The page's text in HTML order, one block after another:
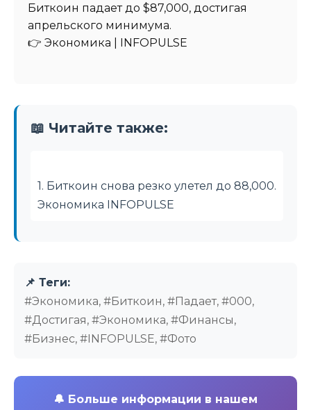
Биткоин падает до $87,000, достигая
апрельского минимума.
👉 Экономика | INFOPULSE
📖 Читайте также:
1. Биткоин снова резко улетел до 88,000.
Экономика INFOPULSE
📌 Теги:
#Экономика, #Биткоин, #Падает, #000,
#Достигая, #Экономика, #Финансы,
#Бизнес, #INFOPULSE, #Фото
🔔 Больше информации в нашем